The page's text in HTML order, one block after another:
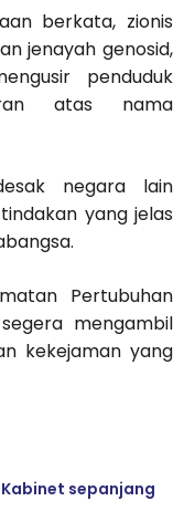
berkata, zionis
jenayah genosid,
penduduk
atas nama
negara lain
yang jelas
Pertubuhan
mengambil
kekejaman yang
sepanjang